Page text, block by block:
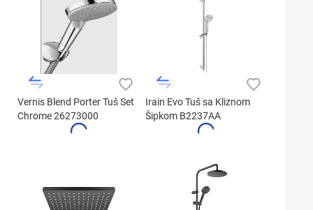
Vernis Blend Porter Tuš Set
Chrome 26273000
Irain Evo Tuš sa Kliznom
Šipkom B2237AA